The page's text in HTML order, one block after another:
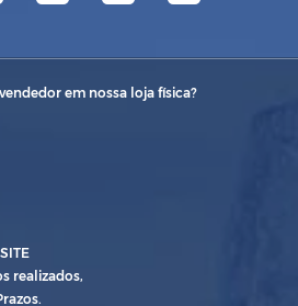
em nossa loja física?
realizados,